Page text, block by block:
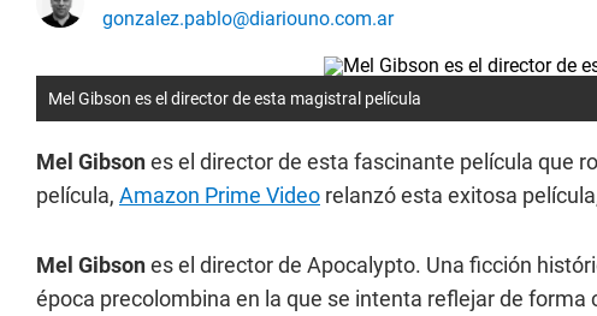
gonzalez.pablo@diariouno.com.ar
Mel Gibson es el director de esta magistral película
Mel Gibsones el director de esta fascinante película que
película, Amazon Prime Video relanzó esta exitosa
Mel Gibsones el director de Apocalypto. Una ficción
época precolombina en la que se intenta reflejar de